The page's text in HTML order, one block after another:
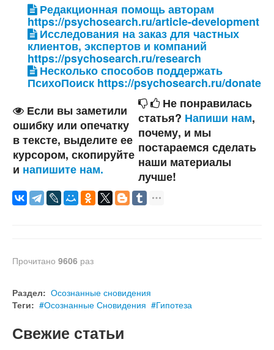
Редакционная помощь авторам
https://psychosearch.ru/article-development
Исследования на заказ для частных
клиентов, экспертов и компаний
https://psychosearch.ru/research
Несколько способов поддержать
ПсихоПоиск https://psychosearch.ru/donate
Если вы заметили
ошибку или опечатку
в тексте, выделите ее
курсором, скопируйте
и напишите нам.
Не понравилась
статья? Напиши нам,
почему, и мы
постараемся сделать
наши материалы
лучше!
Прочитано 9606 раз
Раздел: Осознанные сновидения
Теги:
Осознанные Сновидения Гипотеза
Свежие статьи